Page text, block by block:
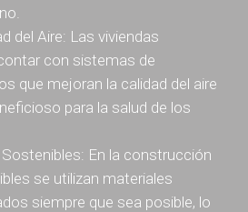
del Aire: Las viviendas
con sistemas de
que mejoran la calidad del aire
para la salud de los
En la construcción
se utilizan materiales
siempre que sea posible, lo